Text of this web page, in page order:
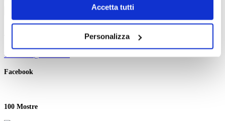
Chiudendo il banner tramite la “X” prosegui la
navigazione senza alcuna profilazione e con installazione
il tuo consenso alla profilazione che potrai revocare in
Accetta tutti
Personalizza
Tweets di @artedossier
Facebook
100 Mostre